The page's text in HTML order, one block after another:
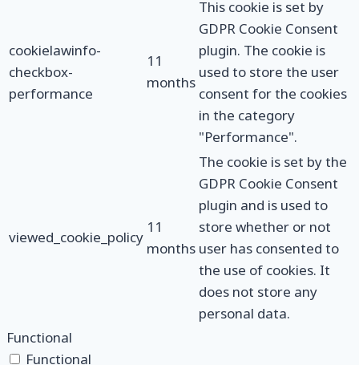
cookielawinfo-
checkbox-
performance
11
months
This cookie is set by
GDPR Cookie Consent
plugin. The cookie is
used to store the user
consent for the cookies
in the category
"Performance".
viewed_cookie_policy
11
months
The cookie is set by the
GDPR Cookie Consent
plugin and is used to
store whether or not
user has consented to
the use of cookies. It
does not store any
personal data.
Functional
Functional